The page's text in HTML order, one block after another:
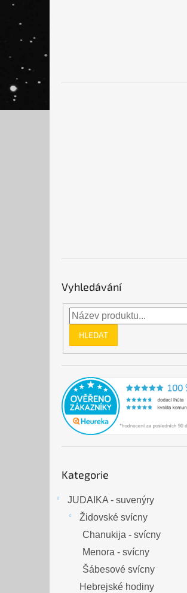
Vyhledávání
HLEDAT
kategorie
Kategorie
JUDAIKA - suvenýry
Židovské svícny
Chanukija - svícny
Menora - svícny
Šábesové svícny
Hebrejské hodiny